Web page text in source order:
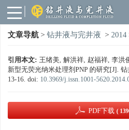
文章导航 > 钻井液与完井液 > 2014
引用本文: 王绪美, 解洪祥, 赵福祥, 李洪
新型无荧光纳米处理剂PNP 的研究[J].
13-16. doi: 10.3969/j.issn.1001-
PDF下载 (